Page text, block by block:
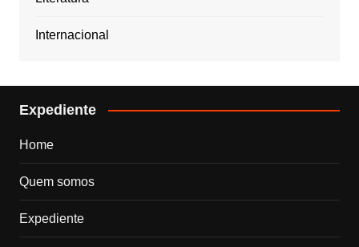
Internacional
Expediente
Home
Quem somos
Expediente